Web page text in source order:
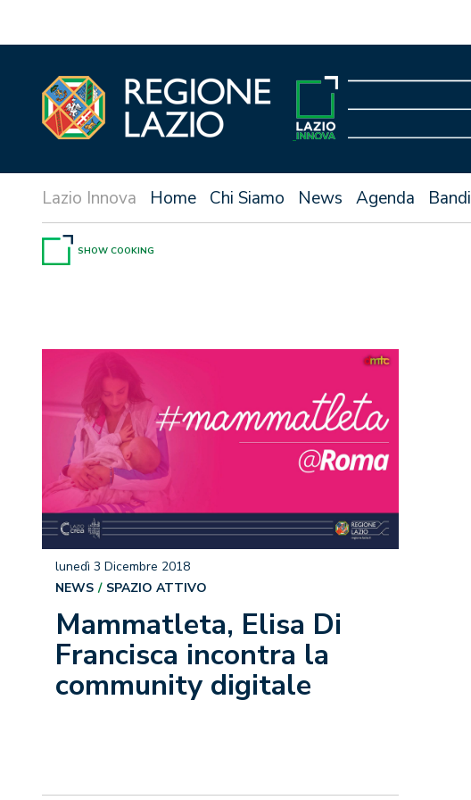
Home Chi Siamo News Agenda Bandi
SHOW COOKING
Mammatleta, Elisa Di
Francisca incontra la
community digitale
lunedì 3 Dicembre 2018
NEWS
SPAZIO ATTIVO